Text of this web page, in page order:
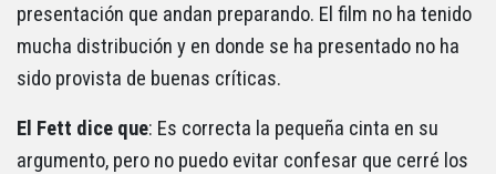
presentación que andan preparando. El film no ha tenido
mucha distribución y en donde se ha presentado no ha
sido provista de buenas críticas.
El Fett dice que: Es correcta la pequeña cinta en su
argumento, pero no puedo evitar confesar que cerré los